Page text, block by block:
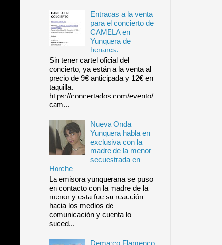
Entradas a la venta
para el concierto de
CAMELA en
Yunquera de
henares.
Sin tener cartel oficial del
concierto, ya están a la venta al
precio de 9€ anticipada y 12€ en
taquilla.
https://concertados.com/evento/
cam...
Nueva Onda
Yunquera habla en
exclusiva con la
madre de la menor
secuestrada en
Horche
La emisora yunquerana se puso
en contacto con la madre de la
menor y esta fue su reacción
hacia los medios de
comunicación y cuenta lo
suced...
Demarco Flamenco